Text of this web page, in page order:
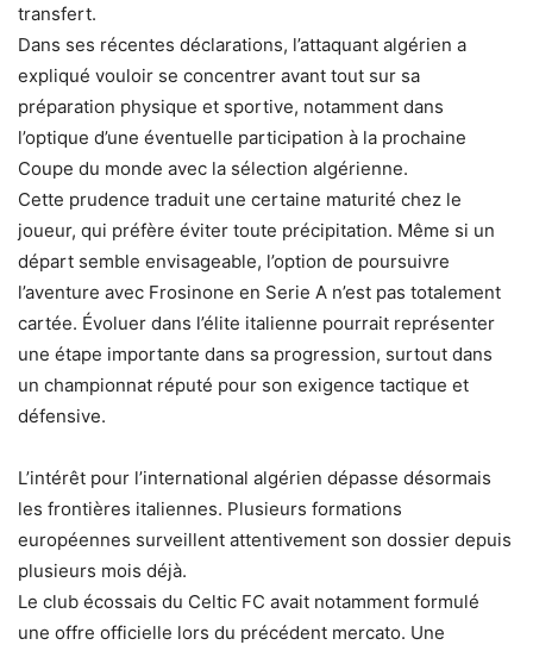
transfert.
Dans ses récentes déclarations, l’attaquant algérien a
expliqué vouloir se concentrer avant tout sur sa
préparation physique et sportive, notamment dans
l’optique d’une éventuelle participation à la prochaine
Coupe du monde avec la sélection algérienne.
Cette prudence traduit une certaine maturité chez le
joueur, qui préfère éviter toute précipitation. Même si un
départ semble envisageable, l’option de poursuivre
l’aventure avec Frosinone en Serie A n’est pas totalement
cartée. Évoluer dans l’élite italienne pourrait représenter
une étape importante dans sa progression, surtout dans
un championnat réputé pour son exigence tactique et
défensive.
L’intérêt pour l’international algérien dépasse désormais
les frontières italiennes. Plusieurs formations
européennes surveillent attentivement son dossier depuis
plusieurs mois déjà.
Le club écossais du Celtic FC avait notamment formulé
une offre officielle lors du précédent mercato. Une